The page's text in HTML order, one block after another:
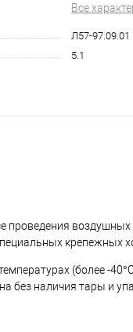
Все
Л57-97.09.01
5.1
проведения воздушных
крепежных
(более -
без наличия тары и